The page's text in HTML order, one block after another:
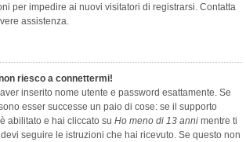
per impedire ai nuovi visitatori di registrarsi. Contatta
assistenza.
riesco a connettermi!
inserito nome utente e password esattamente. Se
esser successe un paio di cose: se il supporto
abilitato e hai cliccato su Ho meno di 13 anni mentre ti
seguire le istruzioni che hai ricevuto. Se questo non